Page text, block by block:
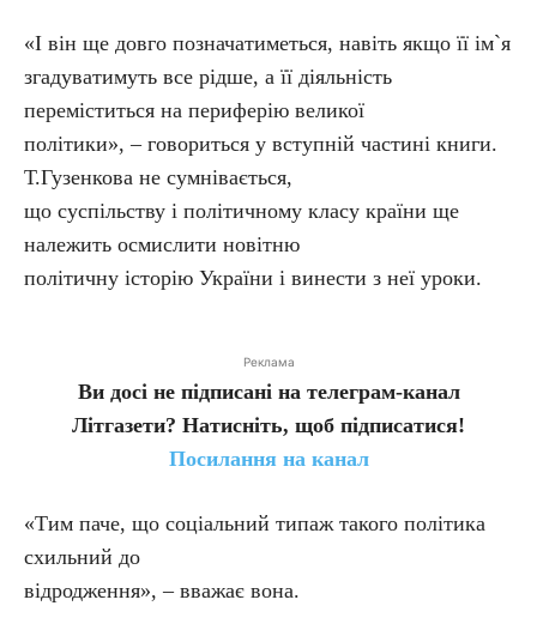
«І він ще довго позначатиметься, навіть якщо її ім`я
згадуватимуть все рідше, а її діяльність
переміститься на периферію великої
політики», – говориться у вступній частині книги.
Т.Гузенкова не сумнівається,
що суспільству і політичному класу країни ще
належить осмислити новітню
політичну історію України і винести з неї уроки.
Реклама
Ви досі не підписані на телеграм-канал
Літгазети? Натисніть, щоб підписатися!
Посилання на канал
«Тим паче, що соціальний типаж такого політика
схильний до
відродження», – вважає вона.